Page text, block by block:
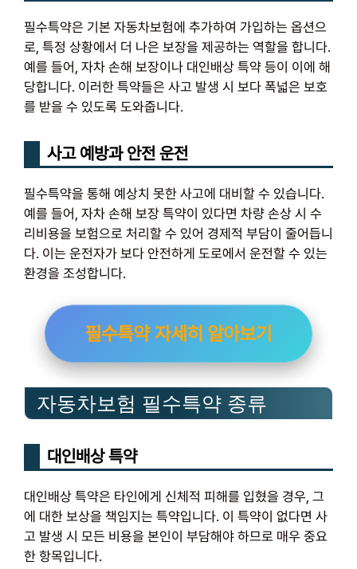
필수특약은 기본 자동차보험에 추가하여 가입하는 옵션으
로, 특정 상황에서 더 나은 보장을 제공하는 역할을 합니다.
예를 들어, 자차 손해 보장이나 대인배상 특약 등이 이에 해
당합니다. 이러한 특약들은 사고 발생 시 보다 폭넓은 보호
를 받을 수 있도록 도와줍니다.
사고 예방과 안전 운전
필수특약을 통해 예상치 못한 사고에 대비할 수 있습니다.
예를 들어, 자차 손해 보장 특약이 있다면 차량 손상 시 수
리비용을 보험으로 처리할 수 있어 경제적 부담이 줄어듭니
다. 이는 운전자가 보다 안전하게 도로에서 운전할 수 있는
환경을 조성합니다.
필수특약 자세히 알아보기
자동차보험 필수특약 종류
대인배상 특약
대인배상 특약은 타인에게 신체적 피해를 입혔을 경우, 그
에 대한 보상을 책임지는 특약입니다. 이 특약이 없다면 사
고 발생 시 모든 비용을 본인이 부담해야 하므로 매우 중요
한 항목입니다.